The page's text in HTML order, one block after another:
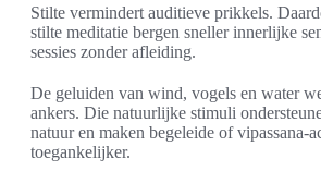
Stilte vermindert auditieve prikkels.
stilte meditatie bergen sneller innerlijke
sessies zonder afleiding.
De geluiden van wind, vogels en water
ankers. Die natuurlijke stimuli
natuur en maken begeleide of vipassana-
toegankelijker.